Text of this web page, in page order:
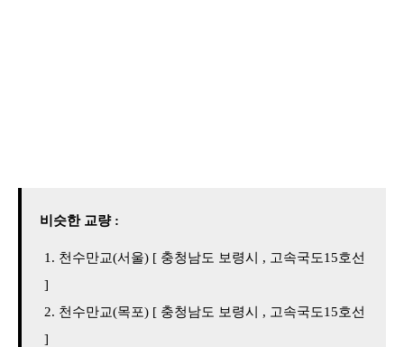
비슷한 교량 :
천수만교(서울) [ 충청남도 보령시 , 고속국도15호선
]
천수만교(목포) [ 충청남도 보령시 , 고속국도15호선
]